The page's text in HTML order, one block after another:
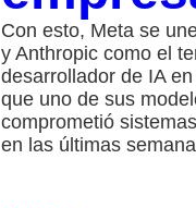
Con esto, Meta se
y Anthropic como el
desarrollador de IA
que uno de sus
comprometió
en las últimas